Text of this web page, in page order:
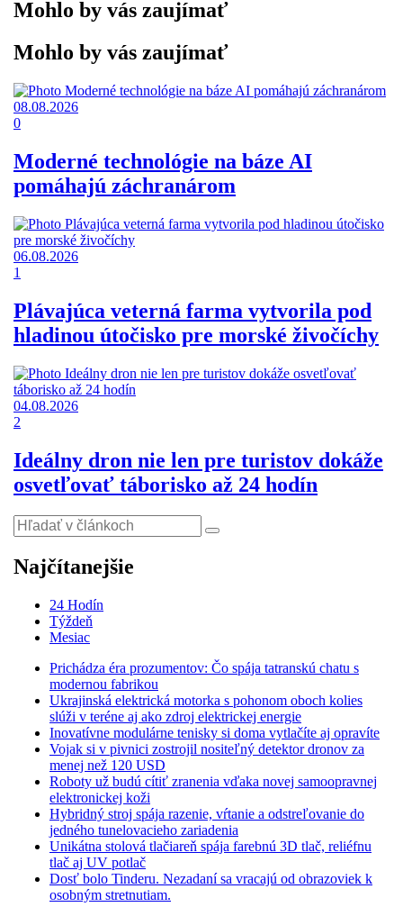
Mohlo by vás zaujímať
Mohlo by vás zaujímať
08.08.2026
0
Moderné technológie na báze AI
pomáhajú záchranárom
06.08.2026
1
Plávajúca veterná farma vytvorila pod
hladinou útočisko pre morské živočíchy
04.08.2026
2
Ideálny dron nie len pre turistov dokáže
osvetľovať táborisko až 24 hodín
Najčítanejšie
24 Hodín
Týždeň
Mesiac
Prichádza éra prozumentov: Čo spája tatranskú chatu s
modernou fabrikou
Ukrajinská elektrická motorka s pohonom oboch kolies
slúži v teréne aj ako zdroj elektrickej energie
Inovatívne modulárne tenisky si doma vytlačíte aj opravíte
Vojak si v pivnici zostrojil nositeľný detektor dronov za
menej než 120 USD
Roboty už budú cítiť zranenia vďaka novej samoopravnej
elektronickej koži
Hybridný stroj spája razenie, vŕtanie a odstreľovanie do
jedného tunelovacieho zariadenia
Unikátna stolová tlačiareň spája farebnú 3D tlač, reliéfnu
tlač aj UV potlač
Dosť bolo Tinderu. Nezadaní sa vracajú od obrazoviek k
osobným stretnutiam.